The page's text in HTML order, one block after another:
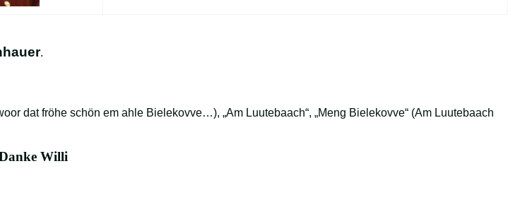
.
dat fröhe schön em ahle Bielekovve…), „Am Luutebaach“, „Meng Bielekovve“ (Am Luutebaach
Willi